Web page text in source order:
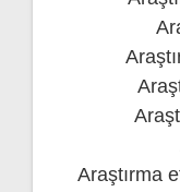
Araştırma